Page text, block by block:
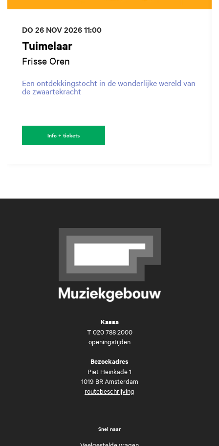
Tuimelaar
Frisse Oren
Een ontdekkingstocht in de wonderlijke wereld van
de zwaartekracht
DO 26 NOV 202611:00
Info + tickets
Kassa
T 020 788 2000
openingstijden
Bezoekadres
Piet Heinkade 1
1019 BR Amsterdam
routebeschrijving
Snel naar